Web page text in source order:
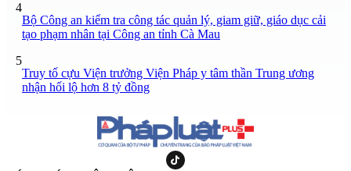
4
Bộ Công an kiểm tra công tác quản lý, giam giữ, giáo dục cải
tạo phạm nhân tại Công an tỉnh Cà Mau
5
Truy tố cựu Viện trưởng Viện Pháp y tâm thần Trung ương
nhận hối lộ hơn 8 tỷ đồng